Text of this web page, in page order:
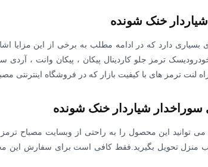
خنک شونده
بسیاری دارد که در ادامه مطلب به برخی از این
ترمز جلو کاردینال پیکان ، پیکان وانت ،
ترمز های با کیفیت بازار که در فروشگاه اینترنتی مصباح
سوراخدار شیاردار خنک شونده
توانید این محصول را به راحتی از وبسایت مصباح
تحویل بگیرید.فقط کافی است برای سفارش این